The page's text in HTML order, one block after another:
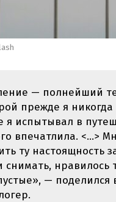
— полнейший
прежде я
испытывал в
впечатлила. <...>
ту настоящность
нравилось
— поделился